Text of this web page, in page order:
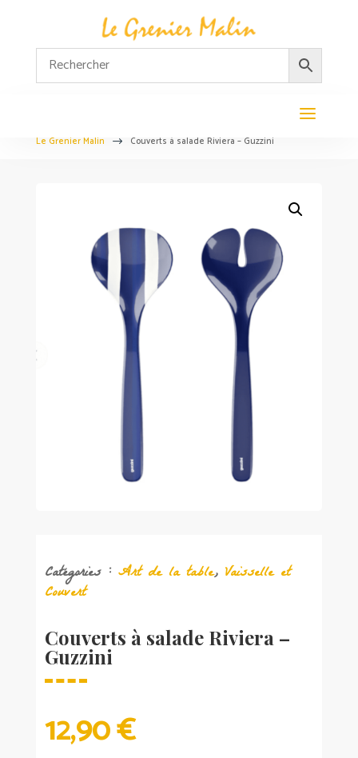
Le Grenier Malin $ Couverts à salade Riviera – Guzzini
Catégories : Art de la table, Vaisselle et
Couvert
Couverts à salade Riviera –
Guzzini
12,90€